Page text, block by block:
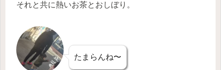
それと共に熱いお茶とおしぼり。
たまらんね〜